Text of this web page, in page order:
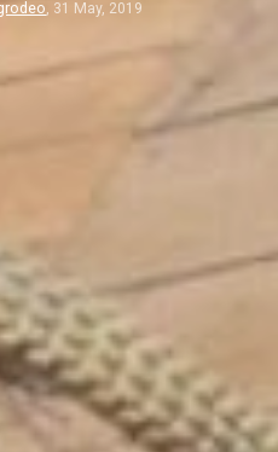
, 31 May, 2019